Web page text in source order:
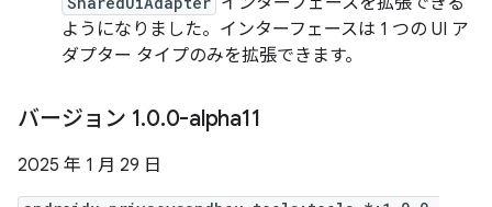
ようになりました。インターフェースは 1 つの UI ア
ダプター タイプのみを拡張できます。
バージョン 1.0.0-alpha11
2025 年 1 月 29 日